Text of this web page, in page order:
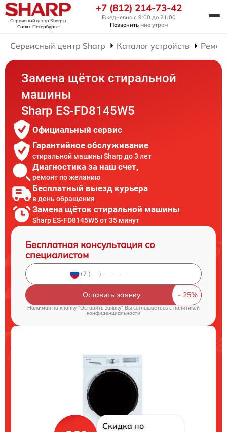
Сервисный центр Sharpв
Санкт-Петербурге
+7 (812) 214-73-42
Ежедневно с 9:00 до 21:00
Позвонить мне утром
Сервисный центр Sharp Каталог устройств
Замена щёток стиральной
машины
Sharp ES-FD8145W5
Официальный сервис
Гарантийное обслуживание
стиральной машины Sharp до 3 лет
Диагностика за наш счет,
ремонт по желанию
Бесплатный выезд курьера
в день обращения
Замена щёток стиральной машины
Sharp ES-FD8145W5 от 35 минут
Бесплатная консультация со
специалистом
Оставить заявку
Нажимая на кнопку "Оставить заявку" Вы соглашаетесь cполитикой
конфиденциальности
Скидка по